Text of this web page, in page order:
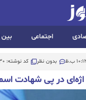
اجتماعی بین
ب.ظ بدون نظر کد نوشته: 44930
در پی شهادت